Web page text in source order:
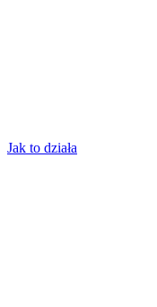
Jak to działa